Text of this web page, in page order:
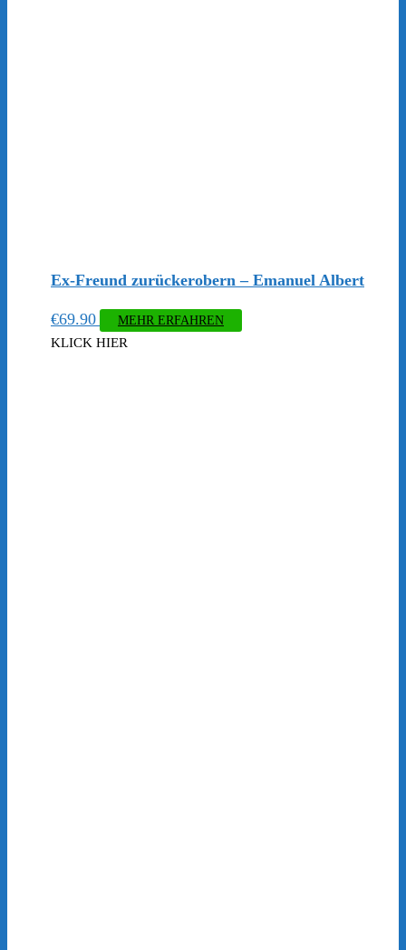
Ex-Freund zurückerobern – Emanuel Albert
€69.90 MEHR ERFAHREN
KLICK HIER